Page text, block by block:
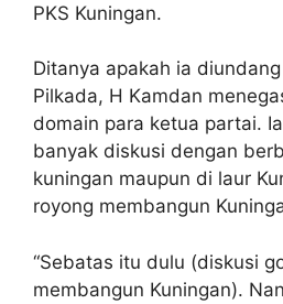
PKS Kuningan.
Ditanya apakah ia
Pilkada, H Kamdan
domain para ketua partai.
banyak diskusi dengan
kuningan maupun di laur
royong membangun
“Sebatas itu dulu (diskusi
membangun Kuningan).